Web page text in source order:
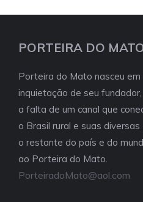
PORTEIRA DO
Porteira do Mato nasceu
inquietação de seu
a falta de um canal que
o Brasil rural e suas
o restante do país e do
ao Porteira do Mato.
PorteiradoMato@aol.com